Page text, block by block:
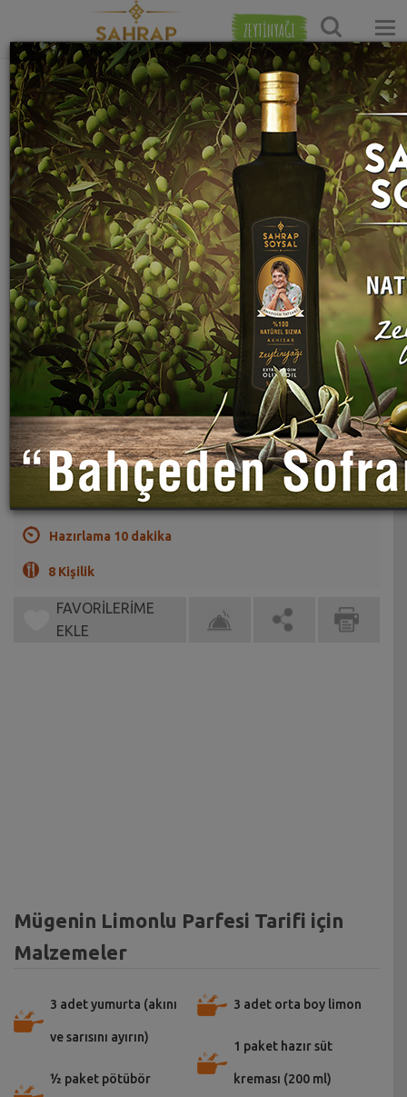
ZEYTİNYAĞI
Ana Sayfa Tatlı Tarifleri
Mügenin Limonlu Parfesi Tarifi
Sahrap Soysal
Özel silikon parfe kalıbınız varsa onu kullanabilirsiniz
(0)
Hazırlama 10 dakika
8 Kişilik
FAVORİLERİME
EKLE
Mügenin Limonlu Parfesi Tarifi için
Malzemeler
3 adet yumurta (akını
ve sarısını ayırın)
½ paket pötübör
3 adet orta boy limon
1 paket hazır süt
kreması (200 ml)